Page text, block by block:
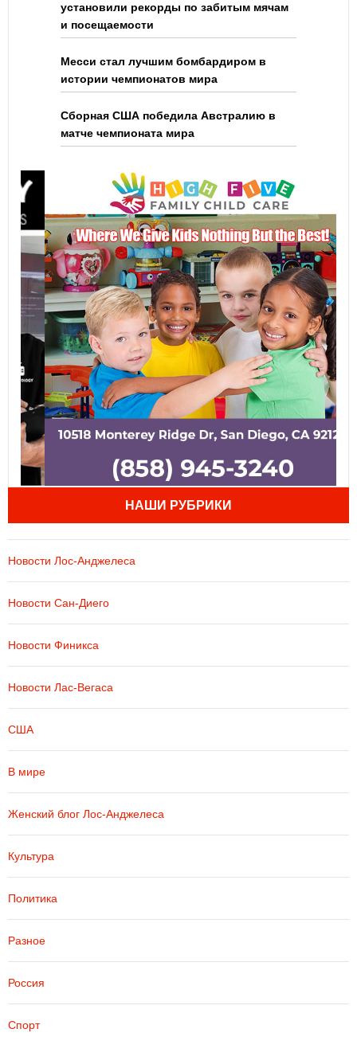
установили рекорды по забитым мячам
и посещаемости
Месси стал лучшим бомбардиром в
истории чемпионатов мира
Сборная США победила Австралию в
матче чемпионата мира
НАШИ РУБРИКИ
Новости Лос-Анджелеса
Новости Сан-Диего
Новости Финикса
Новости Лас-Вегаса
США
В мире
Женский блог Лос-Анджелеса
Культура
Политика
Разное
Россия
Спорт